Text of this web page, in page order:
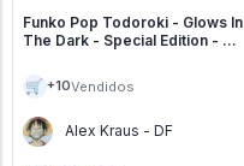
Funko Pop Todoroki - Glows In
The Dark - Special Edition - My
🛒 +10Vendidos
Alex Kraus - DF